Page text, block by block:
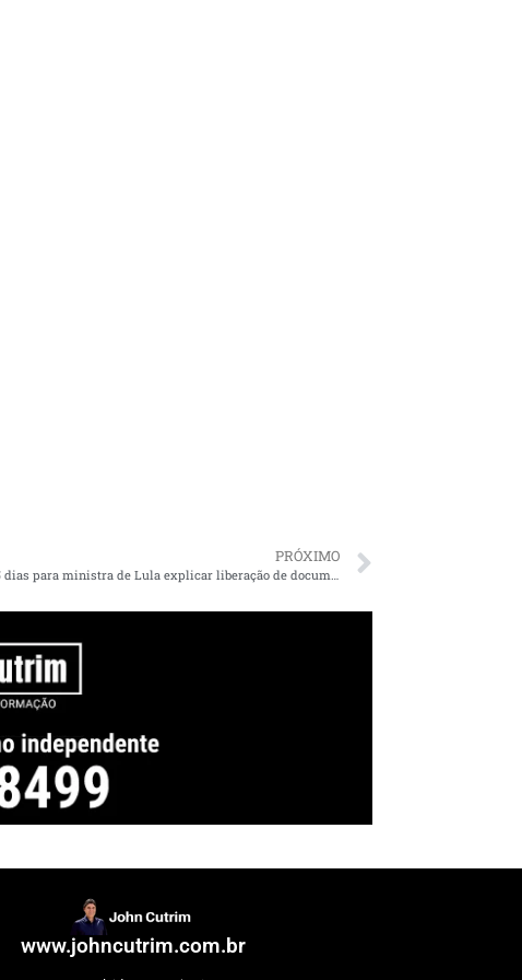
PRÓXIMO
Dino dá 5 dias para ministra de Lula explicar liberação de documentos sobre emendas parlamentares
www.johncutrim.com.br